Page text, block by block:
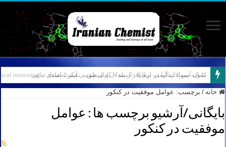
نمونه سوالات آیمت ایتالیا – استدلال و منطق – تفکر انتقادی – Logical reasoning – پارت ۸
کانال آیمت ایتالیا در نرم افزار بله – کانال شیمی آیمت استاد نباتی
خانه / برچسب: عوامل موفقیت در کنکور
بایگانی/آرشیو برچسب ها : عوامل
موفقیت در کنکور